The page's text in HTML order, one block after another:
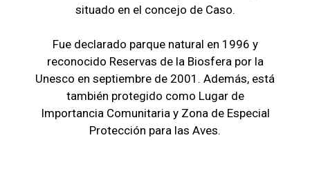
situado en el concejo de Caso.
Fue declarado parque natural en 1996 y
reconocido Reservas de la Biosfera por la
Unesco en septiembre de 2001. Además, está
también protegido como Lugar de
Importancia Comunitaria y Zona de Especial
Protección para las Aves.